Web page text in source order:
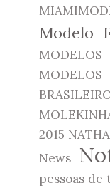
Modelo
MODELOS
2015
News
pessoas de